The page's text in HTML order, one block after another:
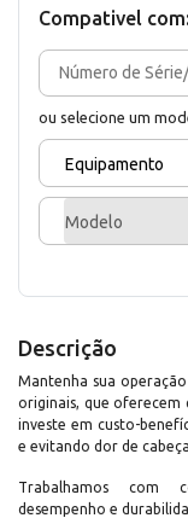
Compativel com:
ou selecione um
Equipamento
Modelo
Descrição
Mantenha sua
originais, que oferecem
investe em custo-
e evitando dor de
Trabalhamos com
desempenho e